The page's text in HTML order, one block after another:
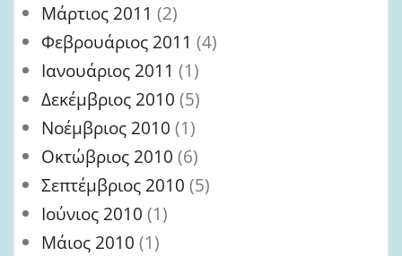
Μάρτιος 2011 (2)
Φεβρουάριος 2011 (4)
Ιανουάριος 2011 (1)
Δεκέμβριος 2010 (5)
Νοέμβριος 2010 (1)
Οκτώβριος 2010 (6)
Σεπτέμβριος 2010 (5)
Ιούνιος 2010 (1)
Μάιος 2010 (1)